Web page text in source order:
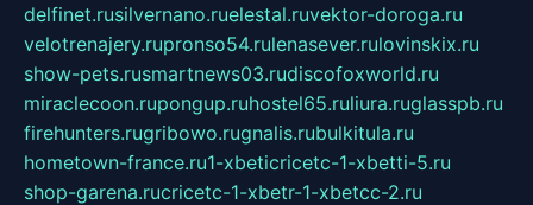
delfinet.rusilvernano.ruelestal.ruvektor-doroga.ru
velotrenajery.rupronso54.rulenasever.rulovinskix.ru
show-pets.rusmartnews03.rudiscofoxworld.ru
miraclecoon.rupongup.ruhostel65.ruliura.ruglasspb.ru
firehunters.rugribowo.rugnalis.rubulkitula.ru
hometown-france.ru1-xbeticricetc-1-xbetti-5.ru
shop-garena.rucricetc-1-xbetr-1-xbetcc-2.ru